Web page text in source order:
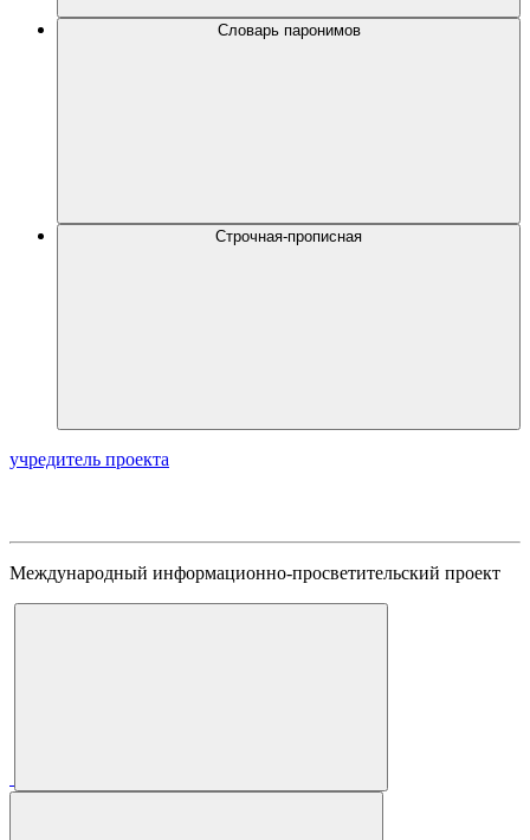
Словарь паронимов
Строчная-прописная
учредитель проекта
Международный информационно-просветительский проект